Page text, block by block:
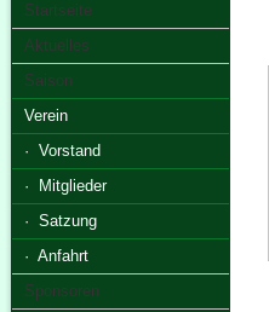
Startseite
Aktuelles
Saison
Verein
· Vorstand
· Mitglieder
· Satzung
· Anfahrt
Sponsoren